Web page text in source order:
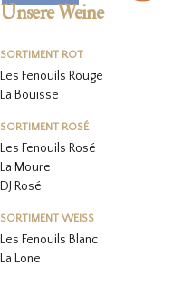
Unsere Weine
SORTIMENT ROT
Les Fenouils Rouge
La Bouïsse
SORTIMENT ROSÉ
Les Fenouils Rosé
La Moure
DJ Rosé
SORTIMENT WEISS
Les Fenouils Blanc
La Lone